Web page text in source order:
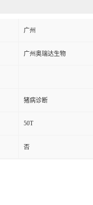
广州
广州奥瑞达生物
猪病诊断
50T
否